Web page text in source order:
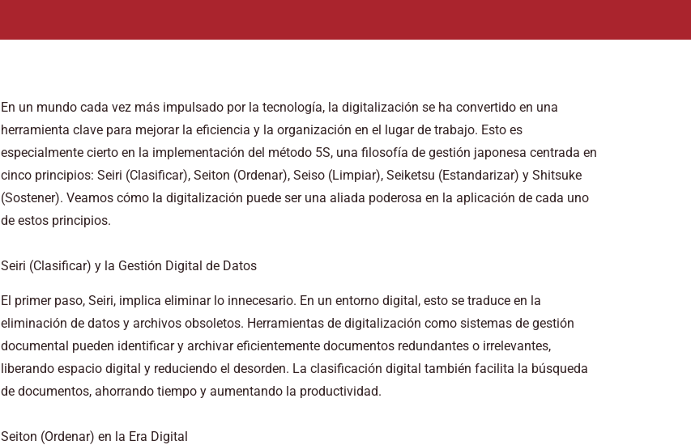
En un mundo cada vez más impulsado por la tecnología, la digitalización se ha convertido en una
herramienta clave para mejorar la eficiencia y la organización en el lugar de trabajo. Esto es
especialmente cierto en la implementación del método 5S, una filosofía de gestión japonesa centrada en
cinco principios: Seiri (Clasificar), Seiton (Ordenar), Seiso (Limpiar), Seiketsu (Estandarizar) y Shitsuke
(Sostener). Veamos cómo la digitalización puede ser una aliada poderosa en la aplicación de cada uno
de estos principios.
Seiri (Clasificar) y la Gestión Digital de Datos
El primer paso, Seiri, implica eliminar lo innecesario. En un entorno digital, esto se traduce en la
eliminación de datos y archivos obsoletos. Herramientas de digitalización como sistemas de gestión
documental pueden identificar y archivar eficientemente documentos redundantes o irrelevantes,
liberando espacio digital y reduciendo el desorden. La clasificación digital también facilita la búsqueda
de documentos, ahorrando tiempo y aumentando la productividad.
Seiton (Ordenar) en la Era Digital